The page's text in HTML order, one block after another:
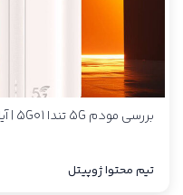
بررسی مودم 5G تندا 5G01 | آیا این مودم 5G نو ارزش خرید دارد؟
تیم محتوا ژوپیتل